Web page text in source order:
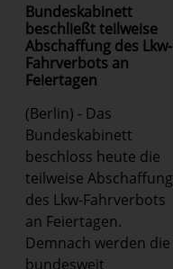
Bundeskabinett
beschließt teilweise
Abschaffung des Lkw-
Fahrverbots an
Feiertagen
(Berlin) - Das
Bundeskabinett
beschloss heute die
teilweise Abschaffung
des Lkw-Fahrverbots
an Feiertagen.
Demnach werden die
bundesweit